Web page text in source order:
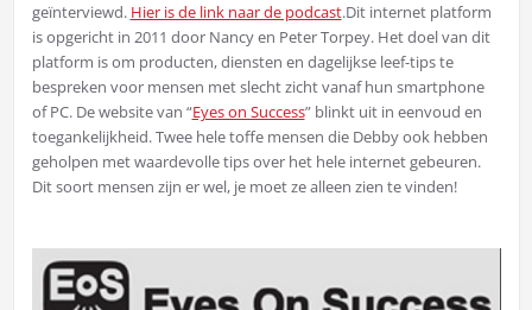
geïnterviewd. Hier is de link naar de podcast.Dit internet platform
is opgericht in 2011 door Nancy en Peter Torpey. Het doel van dit
platform is om producten, diensten en dagelijkse leef-tips te
bespreken voor mensen met slecht zicht vanaf hun smartphone
of PC. De website van “Eyes on Success” blinkt uit in eenvoud en
toegankelijkheid. Twee hele toffe mensen die Debby ook hebben
geholpen met waardevolle tips over het hele internet gebeuren.
Dit soort mensen zijn er wel, je moet ze alleen zien te vinden!